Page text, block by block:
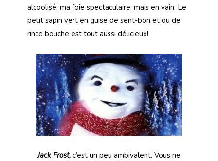
alcoolisé, ma foie spectaculaire, mais en vain. Le
petit sapin vert en guise de sent-bon et ou de
rince bouche est tout aussi délicieux!
Jack Frost, c’est un peu ambivalent. Vous ne